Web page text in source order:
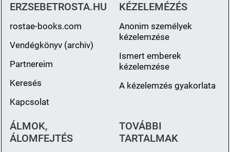
ERZSEBETROSTA.HU
rostae-books.com
Vendégkönyv (archiv)
Partnereim
Keresés
Kapcsolat
KÉZELEMÉZÉS
Anonim személyek
kézelemzése
Ismert emberek
kézelemzése
A kézelemzés gyakorlata
ÁLMOK,
ÁLOMFEJTÉS
TOVÁBBI
TARTALMAK